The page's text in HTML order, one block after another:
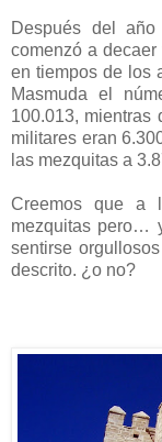
Después del
comenzó a
en tiempos de los
Masmuda el
100.013, mientras
militares eran
las mezquitas a
Creemos que a
mezquitas pero…
sentirse
descrito. ¿o no?